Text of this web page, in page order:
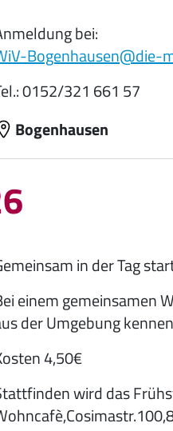
bei:
Bogenhausen@die-
0152/321 661 57
Bogenhausen
in der Tag
einem gemeinsamen
der Umgebung
4,50€
wird das